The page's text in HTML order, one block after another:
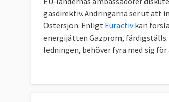
gasdirektiv. Ändringarna ser ut att
Östersjön. Enligt Euractivkan
energijätten Gazprom,
ledningen, behöver fyra med sig